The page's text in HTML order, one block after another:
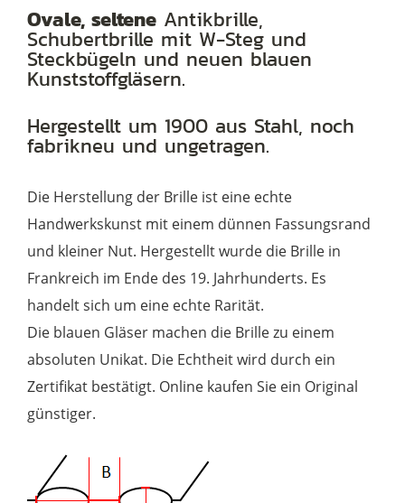
W-
Steg,
Antikbrille
um
1900
Ovale, seltene Antikbrille,
Schubertbrille mit W-Steg und
Steckbügeln und neuen blauen
Kunststoffgläsern.
Hergestellt um 1900 aus Stahl, noch
fabrikneu und ungetragen.
Die Herstellung der Brille ist eine echte
Handwerkskunst mit einem dünnen Fassungsrand
und kleiner Nut. Hergestellt wurde die Brille in
Frankreich im Ende des 19. Jahrhunderts. Es
handelt sich um eine echte Rarität.
Die blauen Gläser machen die Brille zu einem
absoluten Unikat. Die Echtheit wird durch ein
Zertifikat bestätigt. Online kaufen Sie ein Original
günstiger.